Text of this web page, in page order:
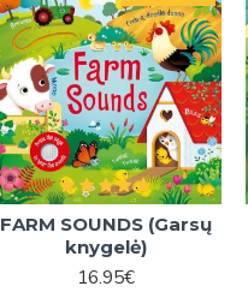
FARM SOUNDS (Garsų
knygelė)
16.95€
FIRST ENGLISH WORDS
(Įgarsintas žodynas)
16.99€